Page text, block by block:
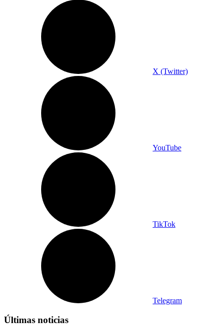
X (Twitter)
YouTube
TikTok
Telegram
Últimas noticias